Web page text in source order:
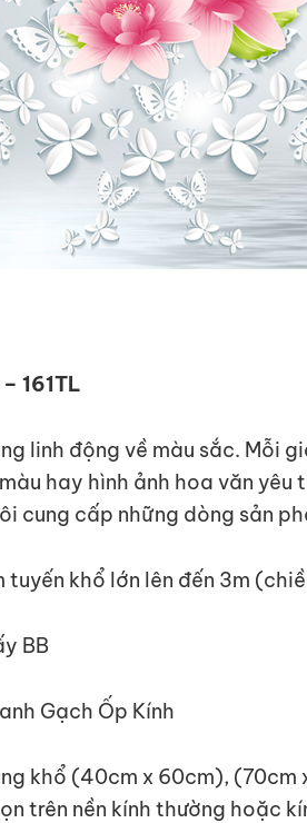
161TL
linh động về màu sắc. Mỗi
hay hình ảnh hoa văn yêu
cung cấp những dòng sản
tuyến khổ lớn lên đến 3m
BB
Gạch Ốp Kính
khổ (40cm x 60cm), (70cm
trên nền kính thường hoặc